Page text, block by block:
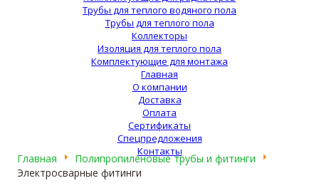
Трубы для теплого водяного пола
Трубы для теплого пола
Коллекторы
Изоляция для теплого пола
Комплектующие для монтажа
Главная
О компании
Доставка
Оплата
Сертификаты
Спецпредложения
Контакты
Главная
Полипропиленовые трубы и фитинги
Электросварные фитинги